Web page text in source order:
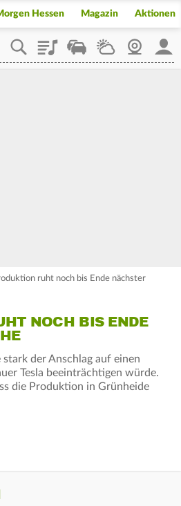
Hessen Magazin Aktionen
PlaylistStaupilotWetterWebcam
ruht noch bis Ende nächster
NOCH BIS ENDE
der Anschlag auf einen
Tesla beeinträchtigen würde.
die Produktion in Grünheide